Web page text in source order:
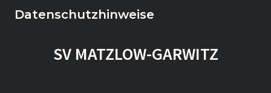
Datenschutzhinweise
SV MATZLOW-GARWITZ